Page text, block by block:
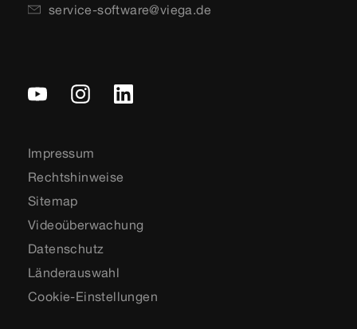
service-software@viega.de
Impressum
Rechtshinweise
Sitemap
Videoüberwachung
Datenschutz
Länderauswahl
Cookie-Einstellungen